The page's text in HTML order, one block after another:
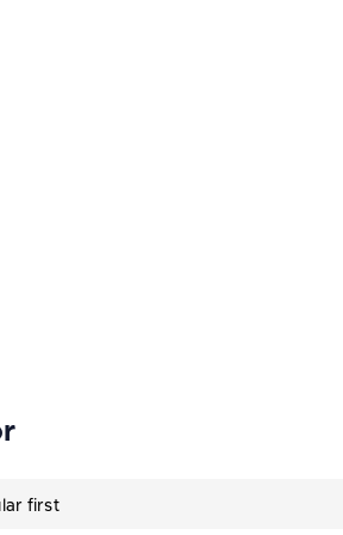
одного неудавшегося национализма
first